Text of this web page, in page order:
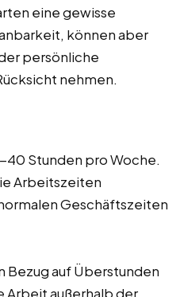
eine gewisse
können aber
persönliche
nehmen.
Stunden pro Woche.
Arbeitszeiten
Geschäftszeiten
Bezug auf Überstunden
Arbeit außerhalb der